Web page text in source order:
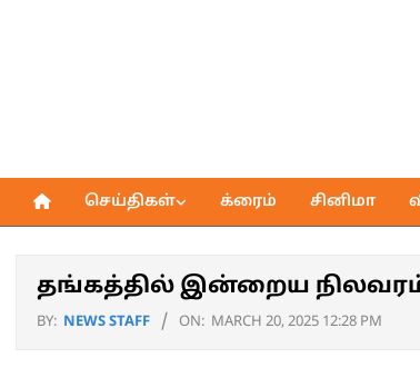
Primary
செய்திகள் க்ரைம் சினிமா
தங்கத்தில் இன்றைய
BY: NEWS STAFF ON: MARCH 20, 2025 12:28 PM